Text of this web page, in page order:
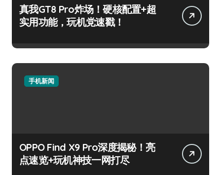
真我GT8 Pro炸场！硬核配置+超
实用功能，玩机党速戳！
手机新闻
OPPO Find X9 Pro深度揭秘！亮
点速览+玩机神技一网打尽